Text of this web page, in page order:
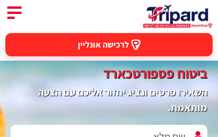
לרכישה אונליין
ביטוח פספורטכארד
השאירו פרטים ונציג יחזור אליכם עם הצעה
מותאמת.